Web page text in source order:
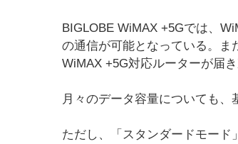
BIGLOBE WiMAX +5Gでは、
の通信が可能となっている。ま
WiMAX +5G対応ルーターが届
月々のデータ容量についても、
ただし、「スタンダードモード